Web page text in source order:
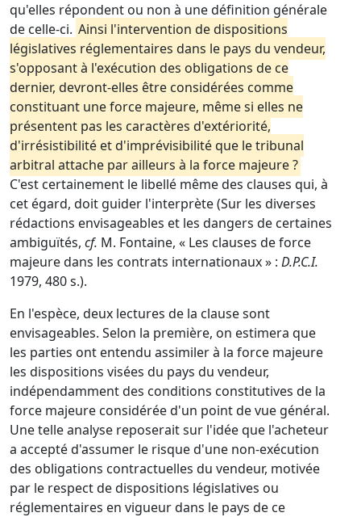
qu'elles répondent ou non à une définition générale
de celle-ci. Ainsi l'intervention de dispositions
législatives réglementaires dans le pays du vendeur,
s'opposant à l'exécution des obligations de ce
dernier, devront-elles être considérées comme
constituant une force majeure, même si elles ne
présentent pas les caractères d'extériorité,
d'irrésistibilité et d'imprévisibilité que le tribunal
arbitral attache par ailleurs à la force majeure ?
C'est certainement le libellé même des clauses qui, à
cet égard, doit guider l'interprète (Sur les diverses
rédactions envisageables et les dangers de certaines
ambiguïtés, cf. M. Fontaine, « Les clauses de force
majeure dans les contrats internationaux » : D.P.C.I.
1979, 480 s.).
En l'espèce, deux lectures de la clause sont
envisageables. Selon la première, on estimera que
les parties ont entendu assimiler à la force majeure
les dispositions visées du pays du vendeur,
indépendamment des conditions constitutives de la
force majeure considérée d'un point de vue général.
Une telle analyse reposerait sur l'idée que l'acheteur
a accepté d'assumer le risque d'une non-exécution
des obligations contractuelles du vendeur, motivée
par le respect de dispositions législatives ou
réglementaires en vigueur dans le pays de ce